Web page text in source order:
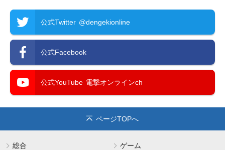
公式Twitter @dengekionline
公式Facebook
公式YouTube 電撃オンラインch
ページTOPへ
総合 ゲーム